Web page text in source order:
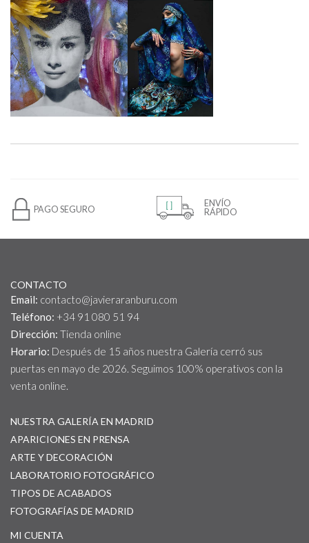
PAGO SEGURO
ENVÍO
RÁPIDO
CONTACTO
Email: contacto@javieraranburu.com
Teléfono: +34 91 080 51 94
Dirección: Tienda online
Horario: Después de 15 años nuestra Galería cerró sus
puertas en mayo de 2026. Seguimos 100% operativos con la
venta online.
NUESTRA GALERÍA EN MADRID
APARICIONES EN PRENSA
ARTE Y DECORACIÓN
LABORATORIO FOTOGRÁFICO
TIPOS DE ACABADOS
FOTOGRAFÍAS DE MADRID
MI CUENTA